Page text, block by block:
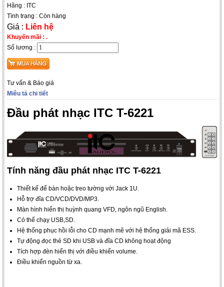
Hãng : ITC
Tình trạng : Còn hàng
Giá : Liên hệ
Khuyến mãi : .
Số lương :
Tư vấn & Báo giá
Miêu tả chi tiết
Đầu phát nhạc ITC T-6221
Tính năng đầu phát nhạc ITC T-6221
Thiết kế để bàn hoặc treo tường với Jack 1U.
Hỗ trợ đĩa CD/VCD/DVD/MP3.
Màn hình hiển thị huỳnh quang VFD, ngôn ngũ English.
Có thể chạy USB,SD.
Hệ thống phục hồi lỗi cho CD mạnh mẽ với hệ thống giải mã ESS.
Tự động đọc thẻ SD khi USB và đĩa CD không hoạt động
Tích hợp đèn hiển thị với điều khiển volume.
Điều khiển nguồn từ xa.